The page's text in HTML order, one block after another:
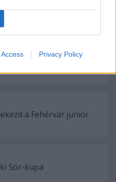
Privacy Policy
az FTC játékosa
a Fehérvár junior
Sör-kupa